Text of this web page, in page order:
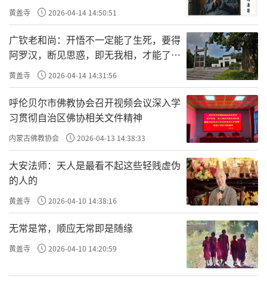
黄盖寺 2026-04-14 14:50:51
广钦老和尚：开悟不一定能了生死，要得
阿罗汉，断见思惑，即无我相，才能了生
死
黄盖寺 2026-04-14 14:31:56
呼伦贝尔市佛教协会召开视频会议深入学
习贯彻自治区佛协相关文件精神
内蒙古佛教协会 2026-04-13 14:38:33
大安法师：天人是最看不起这些轻贱虚伪
的人的
黄盖寺 2026-04-10 14:38:16
无常是常，顺应无常即是随缘
黄盖寺 2026-04-10 14:20:59